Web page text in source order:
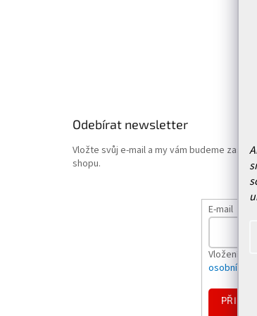
Odebírat newsletter
Vložte svůj e-mail a my vám budeme
shopu.
E-mail
Vložením
osobních